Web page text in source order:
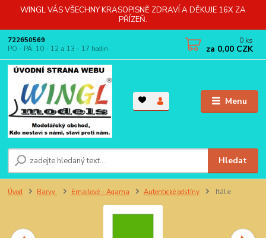
WINGL VÁS VŠECHNY KRASOPISNĚ ZDRAVÍ A DĚKUJE 16X ZA
PŘÍZEŇ.
Menu
Hledat
722650569
PO - PÁ: 10 - 12 a 13 - 17 hodin
0 ks
za 0,00 CZK
Úvod Barvy Emailové - Agama Autentické odstíny Itálie